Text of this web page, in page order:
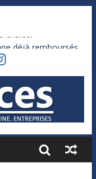
chaleur
déjà remboursés
rien